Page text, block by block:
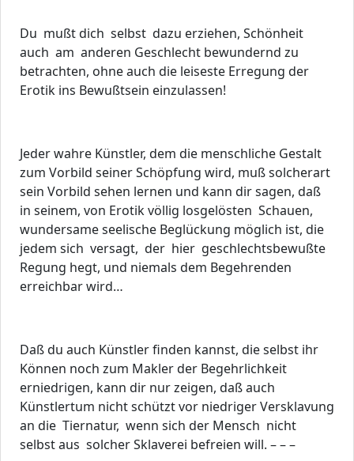
Du mußt dich selbst dazu erziehen, Schönheit
auch am anderen Geschlecht bewundernd zu
betrachten, ohne auch die leiseste Erregung der
Erotik ins Bewußtsein einzulassen!
Jeder wahre Künstler, dem die menschliche Gestalt
zum Vorbild seiner Schöpfung wird, muß solcherart
sein Vorbild sehen lernen und kann dir sagen, daß
in seinem, von Erotik völlig losgelösten Schauen,
wundersame seelische Beglückung möglich ist, die
jedem sich versagt, der hier geschlechtsbewußte
Regung hegt, und niemals dem Begehrenden
erreichbar wird…
Daß du auch Künstler finden kannst, die selbst ihr
Können noch zum Makler der Begehrlichkeit
erniedrigen, kann dir nur zeigen, daß auch
Künstlertum nicht schützt vor niedriger Versklavung
an die Tiernatur, wenn sich der Mensch nicht
selbst aus solcher Sklaverei befreien will. – – –